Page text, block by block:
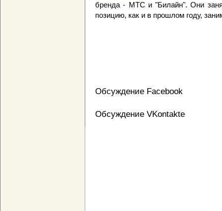
бренда - МТС и "Билайн". Они
позицию, как и в прошлом году,
Обсуждение Facebook
Обсуждение VKontakte